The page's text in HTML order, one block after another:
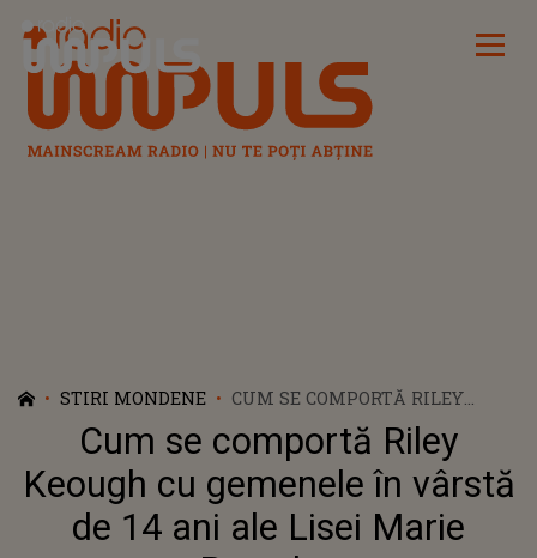
Radio Impuls
STIRI MONDENE
CUM SE COMPORTĂ RILEY
KEOUGH CU GEMENELE ÎN
VÂRSTĂ DE 14 ANI ALE LISEI
MARIE PRESELEY
Cum se comportă Riley
Keough cu gemenele în vârstă
de 14 ani ale Lisei Marie